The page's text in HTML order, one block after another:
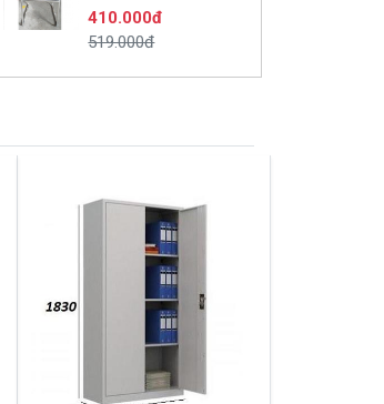
410.000đ
519.000đ